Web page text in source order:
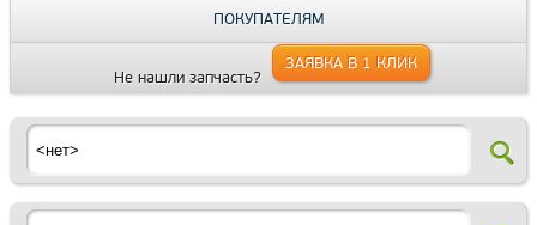
ПОКУПАТЕЛЯМ
Не нашли запчасть?
ЗАЯВКА В 1 КЛИК